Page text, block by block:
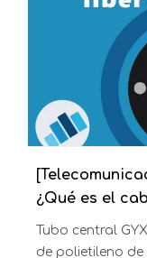
¿Qué es el
¿Qué es el cable
polietileno de
Cable de tubo
tubo suelto)
conductos,